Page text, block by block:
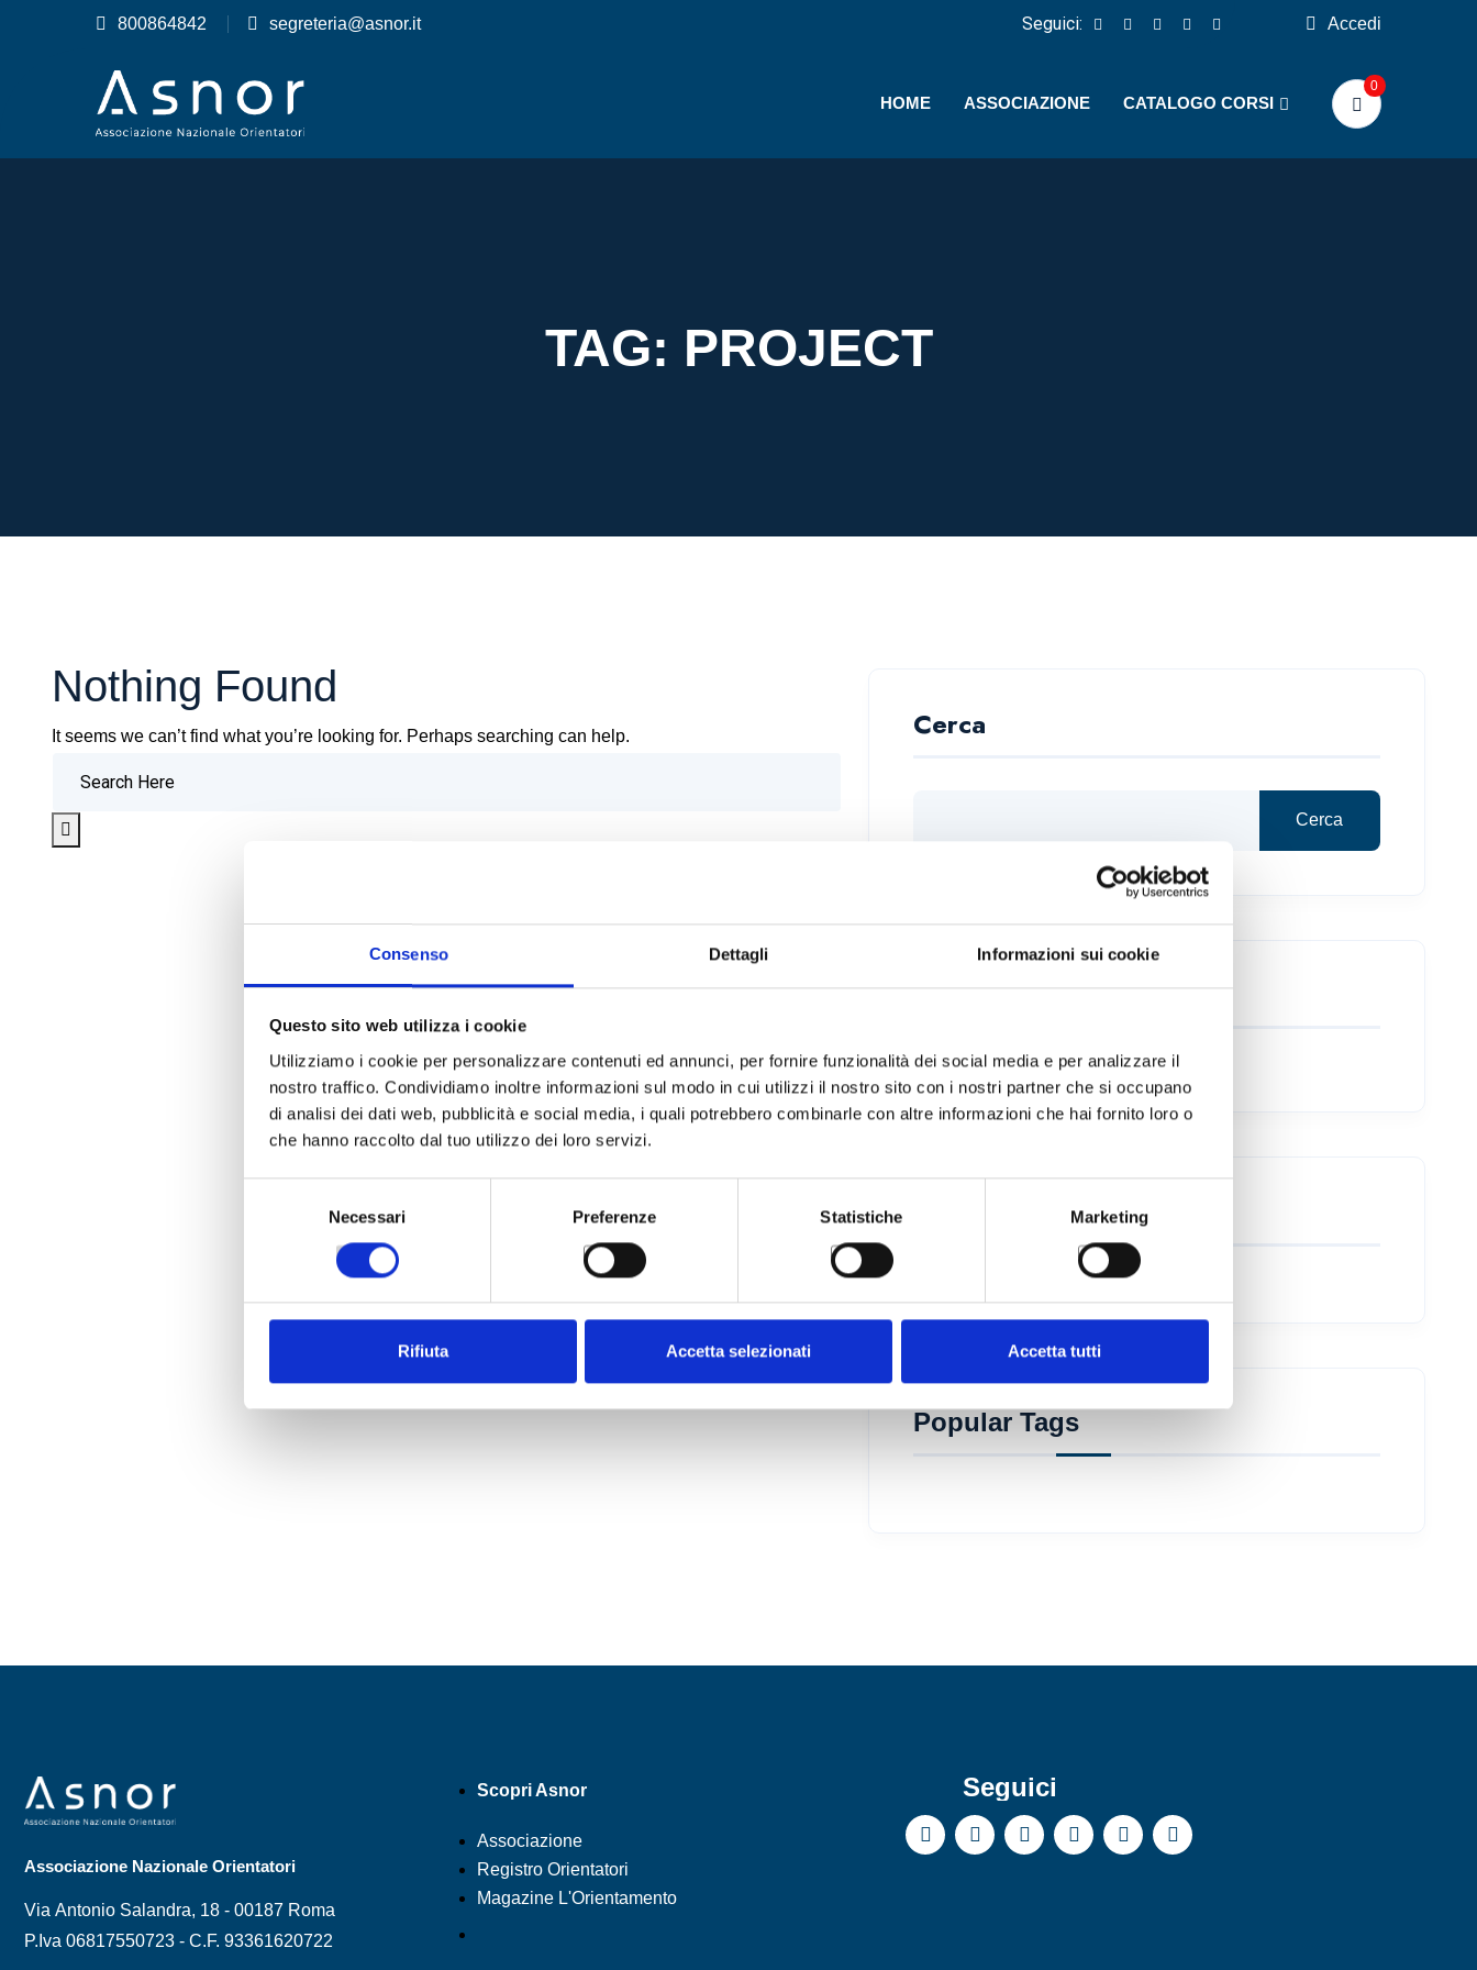
Consenso Dettagli Informazioni sui cookie
Questo sito web utilizza i cookie
Utilizziamo i cookie per personalizzare contenuti ed annunci, per fornire funzionalità dei social media e per analizzare il
nostro traffico. Condividiamo inoltre informazioni sul modo in cui utilizzi il nostro sito con i nostri partner che si occupano
di analisi dei dati web, pubblicità e social media, i quali potrebbero combinarle con altre informazioni che hai fornito loro o
che hanno raccolto dal tuo utilizzo dei loro servizi.
Necessari Preferenze Statistiche Marketing
Rifiuta Accetta selezionati Accetta tutti
800864842 segreteria@asnor.it Seguici: Accedi
HOME ASSOCIAZIONE CATALOGO CORSI
0
TAG: PROJECT
Nothing Found
It seems we can’t find what you’re looking for. Perhaps searching can help. Cerca
Cerca
Categories
Nessuna categoria
Pubblicazioni recenti
Popular Tags
Associazione Nazionale Orientatori
Via Antonio Salandra, 18 - 00187 Roma
P.Iva 06817550723 - C.F. 93361620722
Scopri Asnor
Associazione
Registro Orientatori
Magazine L'Orientamento
Seguici